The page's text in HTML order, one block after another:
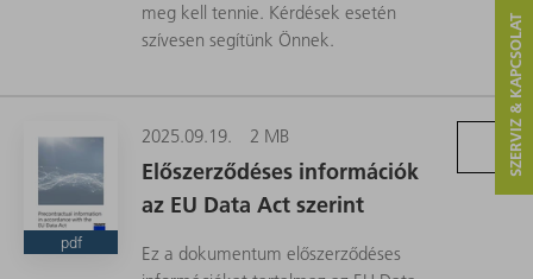
meg kell tennie. Kérdések esetén
szívesen segítünk Önnek.
pdf
2025.09.19. 2 MB
Előszerződéses információk
az EU Data Act szerint
Ez a dokumentum előszerződéses
SZERVIZ & KAPCSOLAT